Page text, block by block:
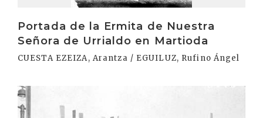
Portada de la Ermita de Nuestra
Señora de Urrialdo en Martioda
CUESTA EZEIZA, Arantza / EGUILUZ, Rufino Ángel
Irakurri